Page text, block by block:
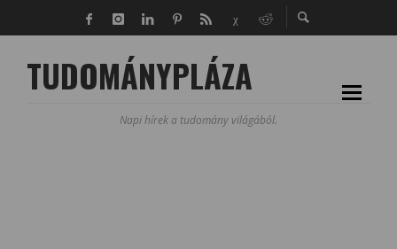
TUDOMÁNYPLÁZA
Napi hírek a tudomány világából.